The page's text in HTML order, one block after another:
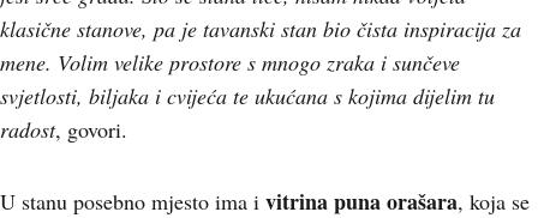
klasične stanove, pa je tavanski stan bio čista inspiracija za
mene. Volim velike prostore s mnogo zraka i sunčeve
svjetlosti, biljaka i cvijeća te ukućana s kojima dijelim tu
radost, govori.
U stanu posebno mjesto ima i vitrina puna orašara, koja se